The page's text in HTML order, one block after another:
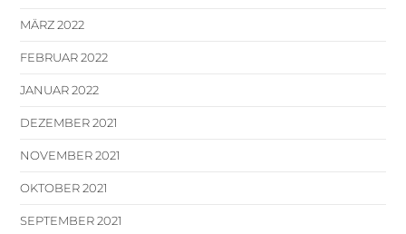
MÄRZ 2022
FEBRUAR 2022
JANUAR 2022
DEZEMBER 2021
NOVEMBER 2021
OKTOBER 2021
SEPTEMBER 2021